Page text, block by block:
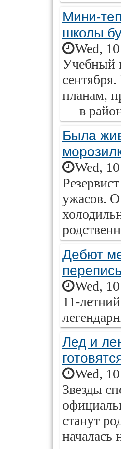
Мини-
школы
Wed,
Учебный
планам,
— в
Была
Wed,
ужасов.
Дебют
Wed,
11-
Лед и
Wed,
Звезды
станут
началась